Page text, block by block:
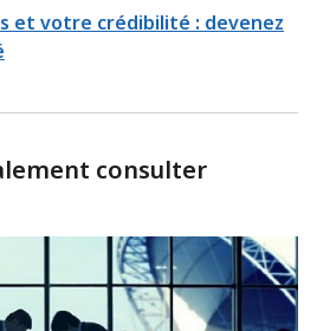
et votre crédibilité : devenez
consulter